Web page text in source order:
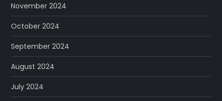
November 2024
October 2024
September 2024
August 2024
July 2024